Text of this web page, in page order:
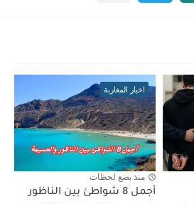
اخبار المغاربة
منذ بضع لحظات
أجمل 8 شواطئ بين الناظور